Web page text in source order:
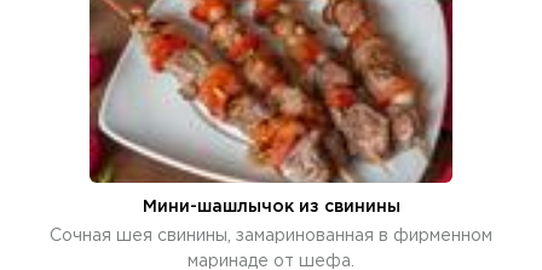
Мини-шашлычок из свинины
Сочная шея свинины, замаринованная в фирменном
маринаде от шефа.